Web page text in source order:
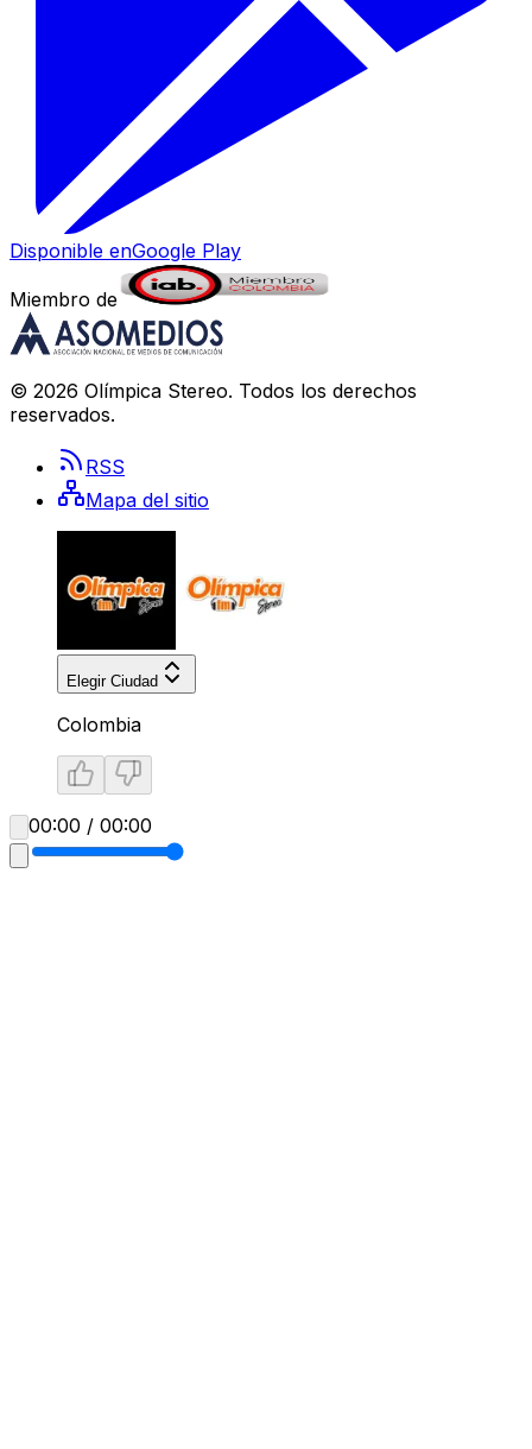
Disponible enGoogle Play
Miembro de
© 2026 Olímpica Stereo. Todos los derechos
reservados.
RSS
Mapa del sitio
Elegir Ciudad
Colombia
00:00 / 00:00